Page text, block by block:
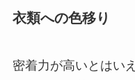
衣類への色移り
密着力が高いとはい